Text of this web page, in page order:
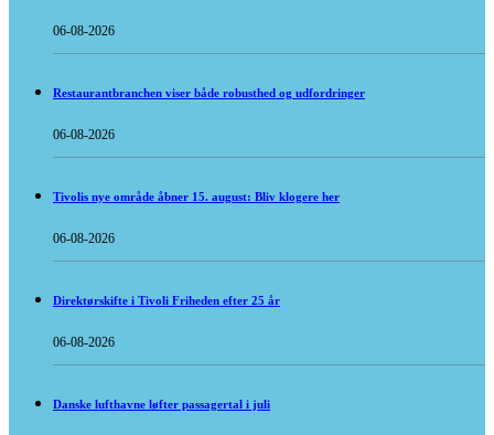
06-08-2026
Restaurantbranchen viser både robusthed og udfordringer
06-08-2026
Tivolis nye område åbner 15. august: Bliv klogere her
06-08-2026
Direktørskifte i Tivoli Friheden efter 25 år
06-08-2026
Danske lufthavne løfter passagertal i juli